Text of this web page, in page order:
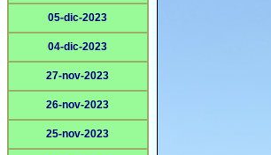
05-dic-2023
04-dic-2023
27-nov-2023
26-nov-2023
25-nov-2023